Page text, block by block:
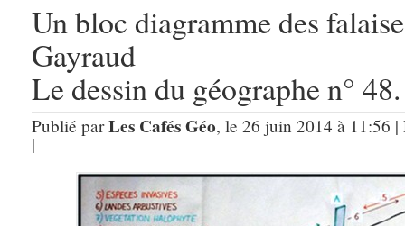
Un bloc diagramme des
Gayraud
Le dessin du géographe n° 48.
Publié parLes Cafés Géo, le 26 juin 2014 à 11:56
|